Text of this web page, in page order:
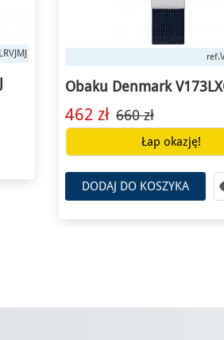
ref.
Obaku Denmark
392 zł 560 zł
Łap okazję!
DODAJ DO KOSZYKA